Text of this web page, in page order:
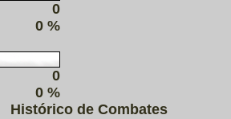
0
0 %
0
0 %
Histórico de Combates